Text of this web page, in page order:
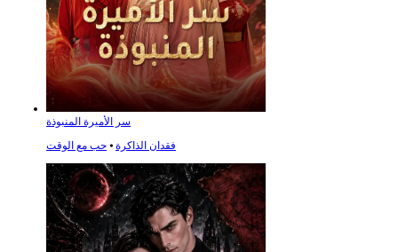
سر الأميرة المنبوذة
فقدان الذاكرة ⦁ حب مع الوقت